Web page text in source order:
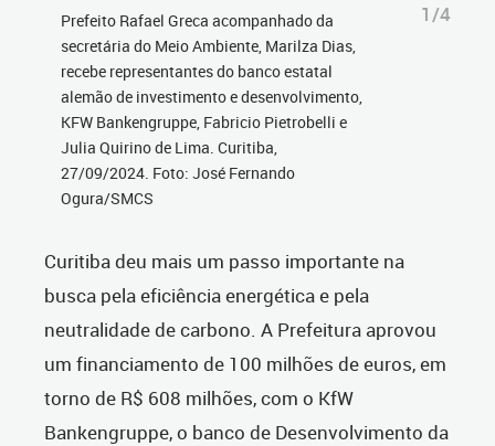
Prefeito Rafael Greca acompanhado da
secretária do Meio Ambiente, Marilza Dias,
recebe representantes do banco estatal
alemão de investimento e desenvolvimento,
KFW Bankengruppe, Fabricio Pietrobelli e
Julia Quirino de Lima. Curitiba,
27/09/2024. Foto: José Fernando
Ogura/SMCS
1/4
Curitiba deu mais um passo importante na
busca pela eficiência energética e pela
neutralidade de carbono. A Prefeitura aprovou
um financiamento de 100 milhões de euros, em
torno de R$ 608 milhões, com o KfW
Bankengruppe, o banco de Desenvolvimento da